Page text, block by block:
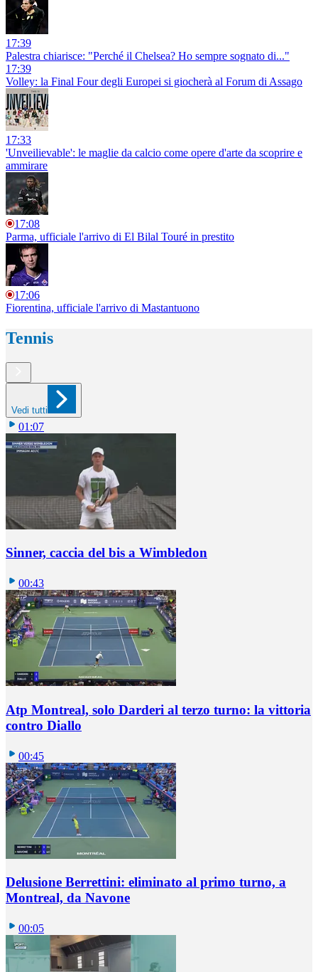
17:39
Palestra chiarisce: "Perché il Chelsea? Ho sempre sognato di..."
17:39
Volley: la Final Four degli Europei si giocherà al Forum di Assago
17:33
'Unveilievable': le maglie da calcio come opere d'arte da scoprire e
ammirare
17:08
Parma, ufficiale l'arrivo di El Bilal Touré in prestito
17:06
Fiorentina, ufficiale l'arrivo di Mastantuono
Tennis
Vedi tutti
01:07
Sinner, caccia del bis a Wimbledon
00:43
Atp Montreal, solo Darderi al terzo turno: la vittoria
contro Diallo
00:45
Delusione Berrettini: eliminato al primo turno, a
Montreal, da Navone
00:05